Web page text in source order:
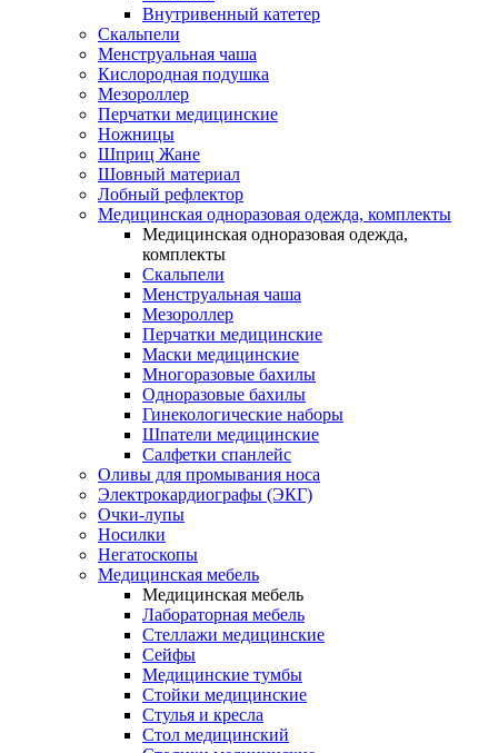
Внутривенный катетер
Скальпели
Менструальная чаша
Кислородная подушка
Мезороллер
Перчатки медицинские
Ножницы
Шприц Жане
Шовный материал
Лобный рефлектор
Медицинская одноразовая одежда, комплекты
Медицинская одноразовая одежда,
комплекты
Скальпели
Менструальная чаша
Мезороллер
Перчатки медицинские
Маски медицинские
Многоразовые бахилы
Одноразовые бахилы
Гинекологические наборы
Шпатели медицинские
Салфетки спанлейс
Оливы для промывания носа
Электрокардиографы (ЭКГ)
Очки-лупы
Носилки
Негатоскопы
Медицинская мебель
Медицинская мебель
Лабораторная мебель
Стеллажи медицинские
Сейфы
Медицинские тумбы
Стойки медицинские
Cтулья и кресла
Стол медицинский